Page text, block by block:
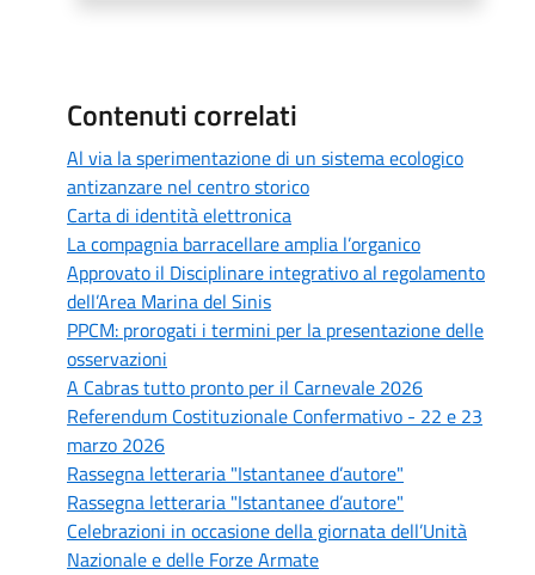
Contenuti correlati
Al via la sperimentazione di un sistema ecologico
antizanzare nel centro storico
Carta di identità elettronica
La compagnia barracellare amplia l’organico
Approvato il Disciplinare integrativo al regolamento
dell’Area Marina del Sinis
PPCM: prorogati i termini per la presentazione delle
osservazioni
A Cabras tutto pronto per il Carnevale 2026
Referendum Costituzionale Confermativo - 22 e 23
marzo 2026
Rassegna letteraria "Istantanee d’autore"
Rassegna letteraria "Istantanee d’autore"
Celebrazioni in occasione della giornata dell’Unità
Nazionale e delle Forze Armate